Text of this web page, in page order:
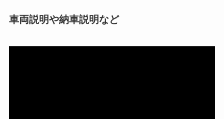
車両説明や納車説明など